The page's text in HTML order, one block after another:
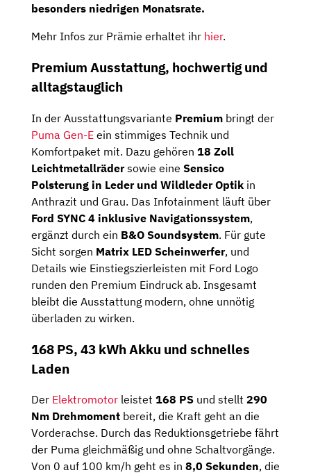
besonders niedrigen Monatsrate.
Mehr Infos zur Prämie erhaltet ihr hier.
Premium Ausstattung, hochwertig und
alltagstauglich
In der Ausstattungsvariante Premium bringt der
Puma Gen-E ein stimmiges Technik und
Komfortpaket mit. Dazu gehören 18 Zoll
Leichtmetallrädersowie eine Sensico
Polsterung in Leder und Wildleder Optik in
Anthrazit und Grau. Das Infotainment läuft über
Ford SYNC 4 inklusive Navigationssystem,
ergänzt durch ein B&O Soundsystem. Für gute
Sicht sorgen Matrix LED Scheinwerfer, und
Details wie Einstiegszierleisten mit Ford Logo
runden den Premium Eindruck ab. Insgesamt
bleibt die Ausstattung modern, ohne unnötig
überladen zu wirken.
168 PS, 43 kWh Akku und schnelles
Laden
Der Elektromotor leistet 168 PS und stellt 290
Nm Drehmoment bereit, die Kraft geht an die
Vorderachse. Durch das Reduktionsgetriebe fährt
der Puma gleichmäßig und ohne Schaltvorgänge.
Von 0 auf 100 km/h geht es in 8,0 Sekunden, die